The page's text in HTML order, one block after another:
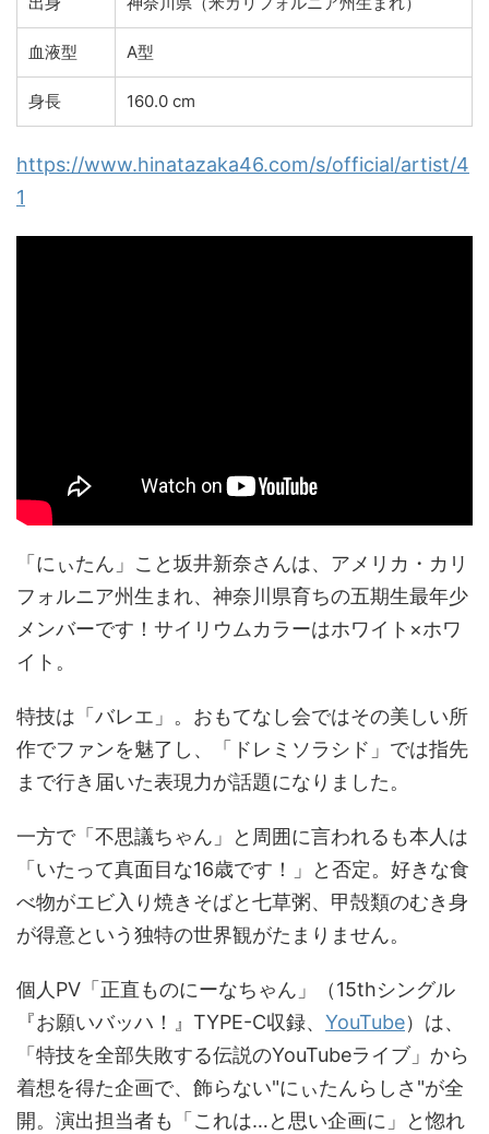
血液型 A型
身長 160.0 cm
https://www.hinatazaka46.com/s/official/artist/4
1
「にぃたん」こと坂井新奈さんは、アメリカ・カリ
フォルニア州生まれ、神奈川県育ちの五期生最年少
メンバーです！サイリウムカラーはホワイト×ホワ
イト。
特技は「バレエ」。おもてなし会ではその美しい所
作でファンを魅了し、「ドレミソラシド」では指先
まで行き届いた表現力が話題になりました。
一方で「不思議ちゃん」と周囲に言われるも本人は
「いたって真面目な16歳です！」と否定。好きな食
べ物がエビ入り焼きそばと七草粥、甲殻類のむき身
が得意という独特の世界観がたまりません。
個人PV「正直ものにーなちゃん」（15thシングル
『お願いバッハ！』TYPE-C収録、 YouTube）は、
「特技を全部失敗する伝説のYouTubeライブ」から
着想を得た企画で、飾らない"にぃたんらしさ"が全
開。演出担当者も「これは…と思い企画に」と惚れ